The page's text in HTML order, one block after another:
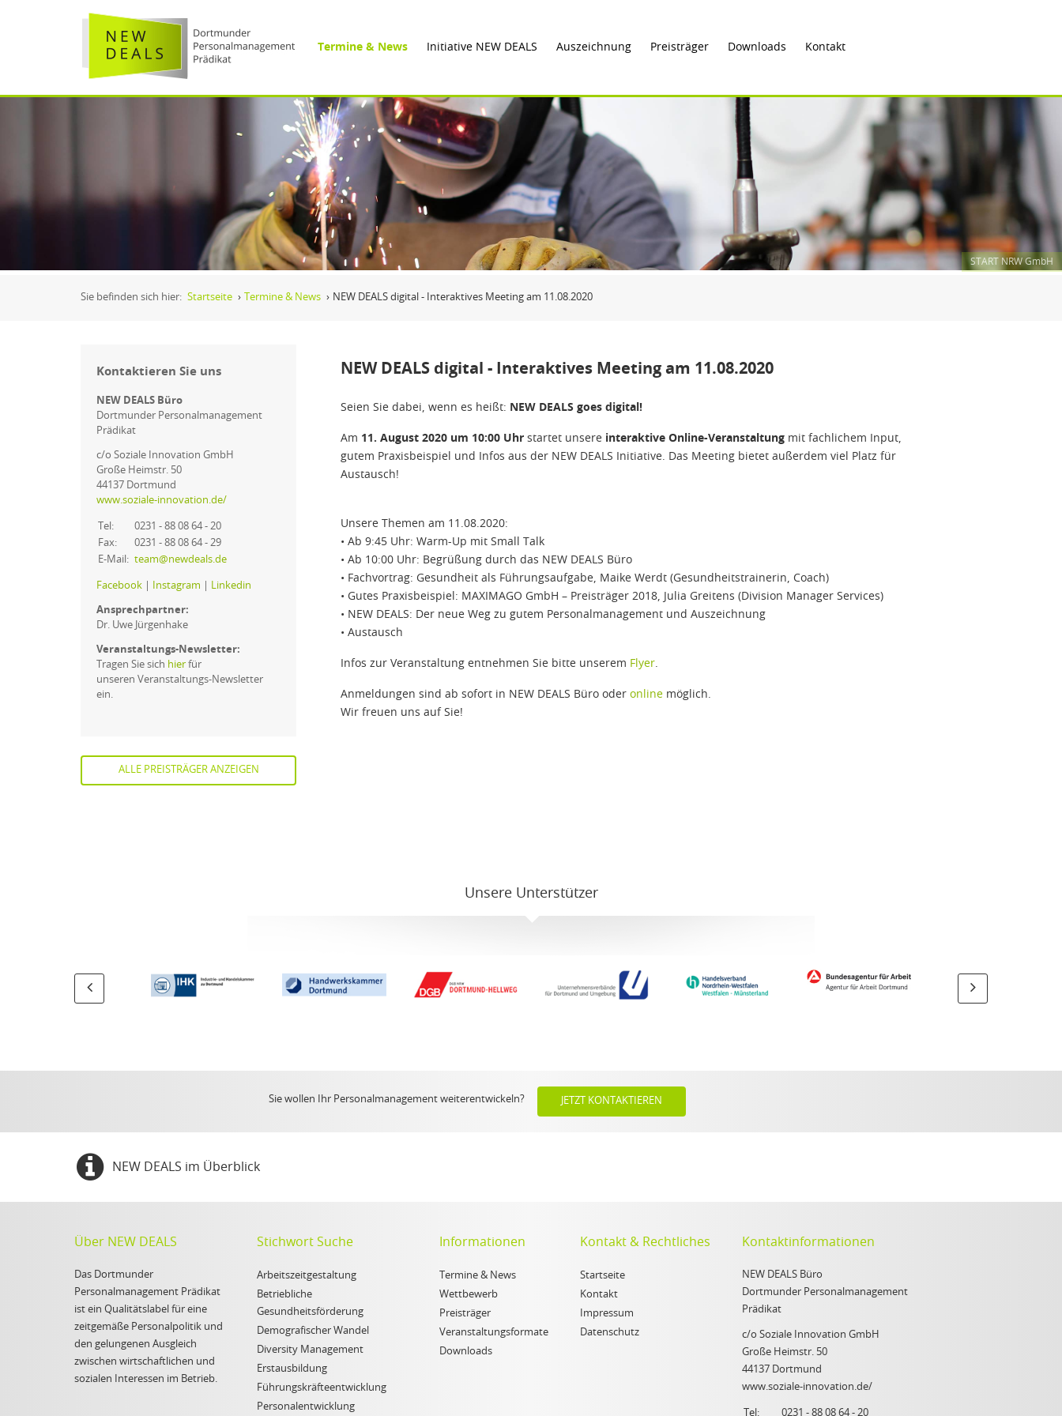
Termine & News Initiative NEW DEALS Auszeichnung Preisträger Downloads Kontakt
START NRW GmbH
Sie befinden sich hier: Startseite › Termine & News › NEW DEALS digital - Interaktives Meeting am 11.08.2020
NEW DEALS digital - Interaktives Meeting am 11.08.2020
Seien Sie dabei, wenn es heißt: NEW DEALS goes digital!
Am 11. August 2020 um 10:00 Uhr startet unsere interaktive Online-Veranstaltung mit fachlichem Input,
gutem Praxisbeispiel und Infos aus der NEW DEALS Initiative. Das Meeting bietet außerdem viel Platz für
Austausch!
Unsere Themen am 11.08.2020:
• Ab 9:45 Uhr: Warm-Up mit Small Talk
• Ab 10:00 Uhr: Begrüßung durch das NEW DEALS Büro
• Fachvortrag: Gesundheit als Führungsaufgabe, Maike Werdt (Gesundheitstrainerin, Coach)
• Gutes Praxisbeispiel: MAXIMAGO GmbH – Preisträger 2018, Julia Greitens (Division Manager Services)
• NEW DEALS: Der neue Weg zu gutem Personalmanagement und Auszeichnung
• Austausch
Infos zur Veranstaltung entnehmen Sie bitte unserem Flyer.
Anmeldungen sind ab sofort in NEW DEALS Büro oder online möglich.
Wir freuen uns auf Sie!
Kontaktieren Sie uns
NEW DEALS Büro
Dortmunder Personalmanagement
Prädikat
c/o Soziale Innovation GmbH
Große Heimstr. 50
44137 Dortmund
www.soziale-innovation.de/
Tel:
0231 - 88 08 64 - 20
Fax:
0231 - 88 08 64 - 29
E-Mail: team@newdeals.de
Facebook Instagram Linkedin
Ansprechpartner:
Dr. Uwe Jürgenhake
Veranstaltungs-Newsletter:
Tragen Sie sich hier für
unseren Veranstaltungs-Newsletter
ein.
ALLE PREISTRÄGER ANZEIGEN
Unsere Unterstützer
Sie wollen Ihr Personalmanagement weiterentwickeln? JETZT KONTAKTIEREN
NEW DEALS im Überblick
Über NEW DEALS
Das Dortmunder
Personalmanagement Prädikat
ist ein Qualitätslabel für eine
zeitgemäße Personalpolitik und
den gelungenen Ausgleich
zwischen wirtschaftlichen und
sozialen Interessen im Betrieb.
Stichwort Suche
Arbeitszeitgestaltung
Betriebliche
Gesundheitsförderung
Demografischer Wandel
Diversity Management
Erstausbildung
Führungskräfteentwicklung
Personalentwicklung
Informationen
Termine & News
Wettbewerb
Preisträger
Veranstaltungsformate
Downloads
Kontakt & Rechtliches
Startseite
Kontakt
Impressum
Datenschutz
Kontaktinformationen
NEW DEALS Büro
Dortmunder Personalmanagement
Prädikat
c/o Soziale Innovation GmbH
Große Heimstr. 50
44137 Dortmund
www.soziale-innovation.de/
Tel: 0231 - 88 08 64 - 20